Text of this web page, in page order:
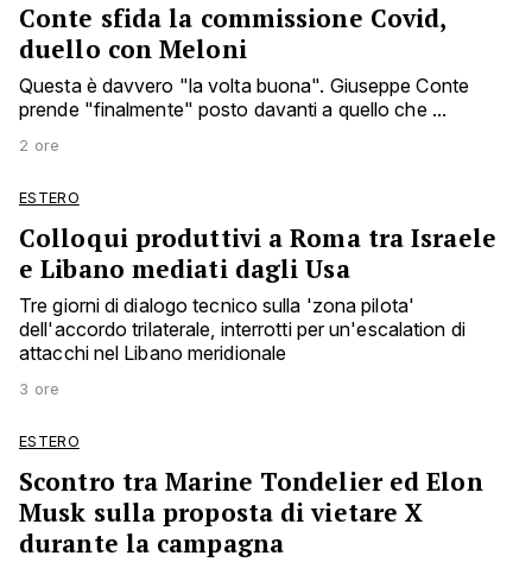
Conte sfida la commissione Covid,
duello con Meloni
Questa è davvero "la volta buona". Giuseppe Conte
prende "finalmente" posto davanti a quello che ...
2 ore
ESTERO
Colloqui produttivi a Roma tra Israele
e Libano mediati dagli Usa
Tre giorni di dialogo tecnico sulla 'zona pilota'
dell'accordo trilaterale, interrotti per un'escalation di
attacchi nel Libano meridionale
3 ore
ESTERO
Scontro tra Marine Tondelier ed Elon
Musk sulla proposta di vietare X
durante la campagna